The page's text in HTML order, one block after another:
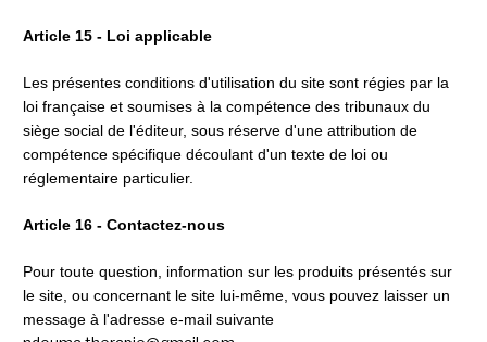
Article 15 - Loi applicable
Les présentes conditions d'utilisation du site sont régies par la
loi française et soumises à la compétence des tribunaux du
siège social de l'éditeur, sous réserve d'une attribution de
compétence spécifique découlant d'un texte de loi ou
réglementaire particulier.
Article 16 - Contactez-nous
Pour toute question, information sur les produits présentés sur
le site, ou concernant le site lui-même, vous pouvez laisser un